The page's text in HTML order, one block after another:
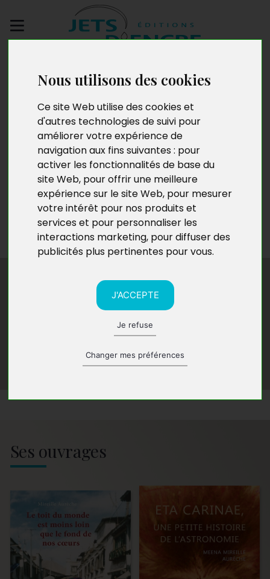
Nous utilisons des cookies
Ce site Web utilise des cookies et
d'autres technologies de suivi pour
améliorer votre expérience de
navigation aux fins suivantes : pour
activer les fonctionnalités de base du
site Web, pour offrir une meilleure
expérience sur le site Web, pour mesurer
votre intérêt pour nos produits et
services et pour personnaliser les
interactions marketing, pour diffuser des
publicités plus pertinentes pour vous.
J'ACCEPTE
Je refuse
Changer mes préférences
manuscrit
Mireille Aurèche
Meena Mireille Aurèche est originaire d’Annecy. Ayant
exploré divers métiers au cours de sa carrière, elle est
maintenant retraitée. Passionnée de musique, de
danse, de nature sauvage et de la faune, elle se
consacre aujourd’hui à la chanson et joue de la guitare
dans sa cabane au cœur des montagnes de Savoie.
Ses ouvrages